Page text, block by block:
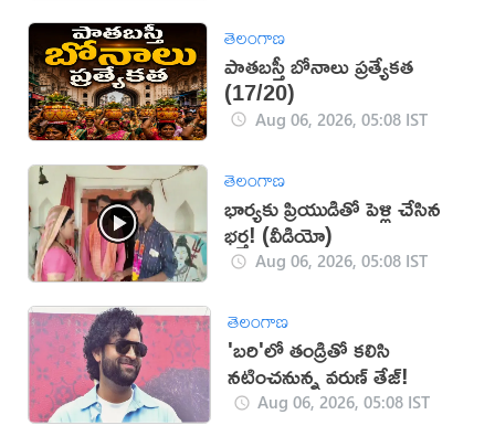
తెలంగాణ
పాతబస్తీ బోనాలు ప్రత్యేకత
(17/20)
Aug 06, 2026, 05:08 IST
తెలంగాణ
భార్యకు ప్రియుడితో పెళ్లి చేసిన
భర్త! (వీడియో)
Aug 06, 2026, 05:08 IST
తెలంగాణ
'బరి'లో తండ్రితో కలిసి
నటించనున్న వరుణ్ తేజ్!
Aug 06, 2026, 05:08 IST